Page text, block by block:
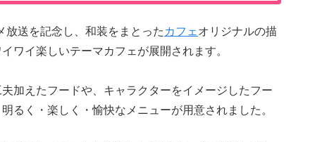
放送を記念し、和装をまとった カフェ オリジナルの描
ワイ楽しいテーマカフェが展開されます。
加えたフードや、キャラクターをイメージしたフー
るく・楽しく・愉快なメニューが用意されました。